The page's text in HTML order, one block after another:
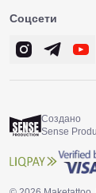
Соцсети
Создано
Sense